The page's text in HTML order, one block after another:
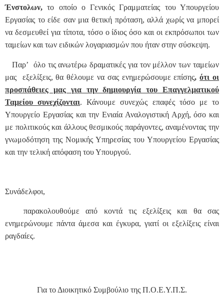
Ένστολων, το οποίο ο Γενικός Γραμματείας του Υπουργείου
Εργασίας το είδε σαν μια θετική πρόταση, αλλά χωρίς να μπορεί
να δεσμευθεί για τίποτα, τόσο ο ίδιος όσο και οι εκπρόσωποι των
ταμείων και των ειδικών λογαριασμών που ήταν στην σύσκεψη.
Παρ’ όλο τις ανωτέρω δραματικές για τον μέλλον των ταμείων
μας εξελίξεις, θα θέλουμε να σας ενημερώσουμε επίσης, ότι οι
προσπάθειες μας για την δημιουργία του Επαγγελματικού
Ταμείου συνεχίζονται. Κάνουμε συνεχώς επαφές τόσο με το
Υπουργείο Εργασίας και την Ενιαία Αναλογιστική Αρχή, όσο και
με πολιτικούς και άλλους θεσμικούς παράγοντες, αναμένοντας την
γνωμοδότηση της Νομικής Υπηρεσίας του Υπουργείου Εργασίας
και την τελική απόφαση του Υπουργού.
Συνάδελφοι,
παρακολουθούμε από κοντά τις εξελίξεις και θα σας
ενημερώνουμε πάντα άμεσα και έγκυρα, γιατί οι εξελίξεις είναι
ραγδαίες.
Για το Διοικητικό Συμβούλιο της Π.Ο.Ε.Υ.Π.Σ.